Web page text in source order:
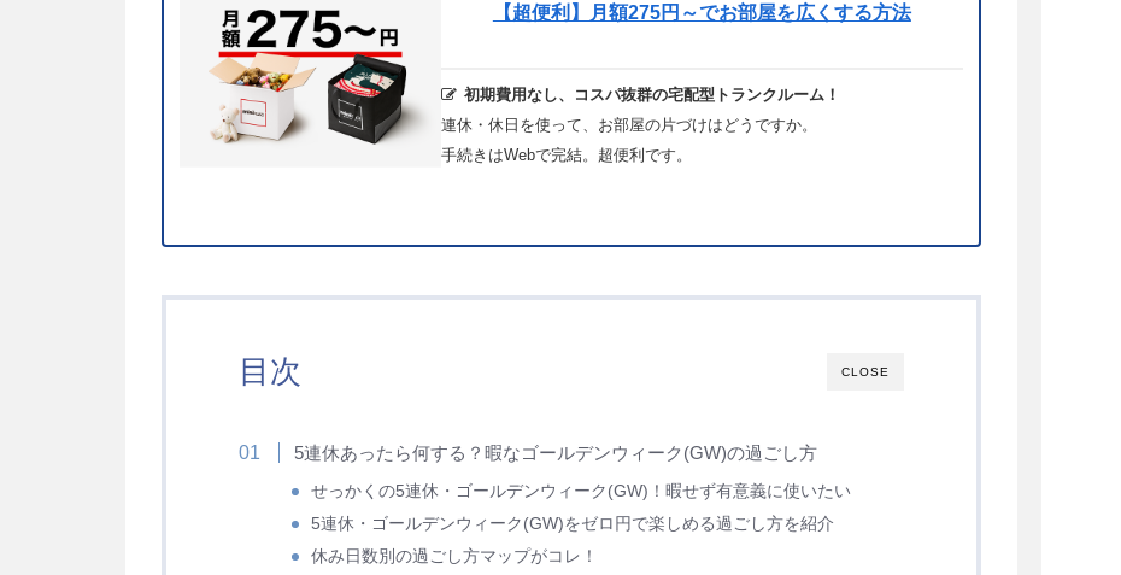
【超便利】月額275円～でお部屋を広くする方法
初期費用なし、コスパ抜群の宅配型トランクルーム！
連休・休日を使って、お部屋の片づけはどうですか。
手続きはWebで完結。超便利です。
CLOSE
目次
5連休あったら何する？暇なゴールデンウィーク(GW)の過ごし方
せっかくの5連休・ゴールデンウィーク(GW)！暇せず有意義に使いたい
5連休・ゴールデンウィーク(GW)をゼロ円で楽しめる過ごし方を紹介
休み日数別の過ごし方マップがコレ！